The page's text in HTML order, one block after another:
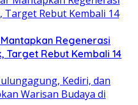
Mantapkan Regenerasi
Target Rebut Kembali 14